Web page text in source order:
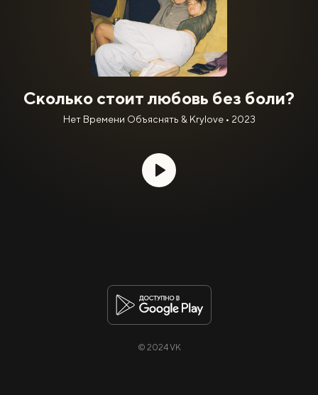
Сколько стоит любовь без боли?
Нет Времени Объяснять & Krylove • 2023
© 2024 VK